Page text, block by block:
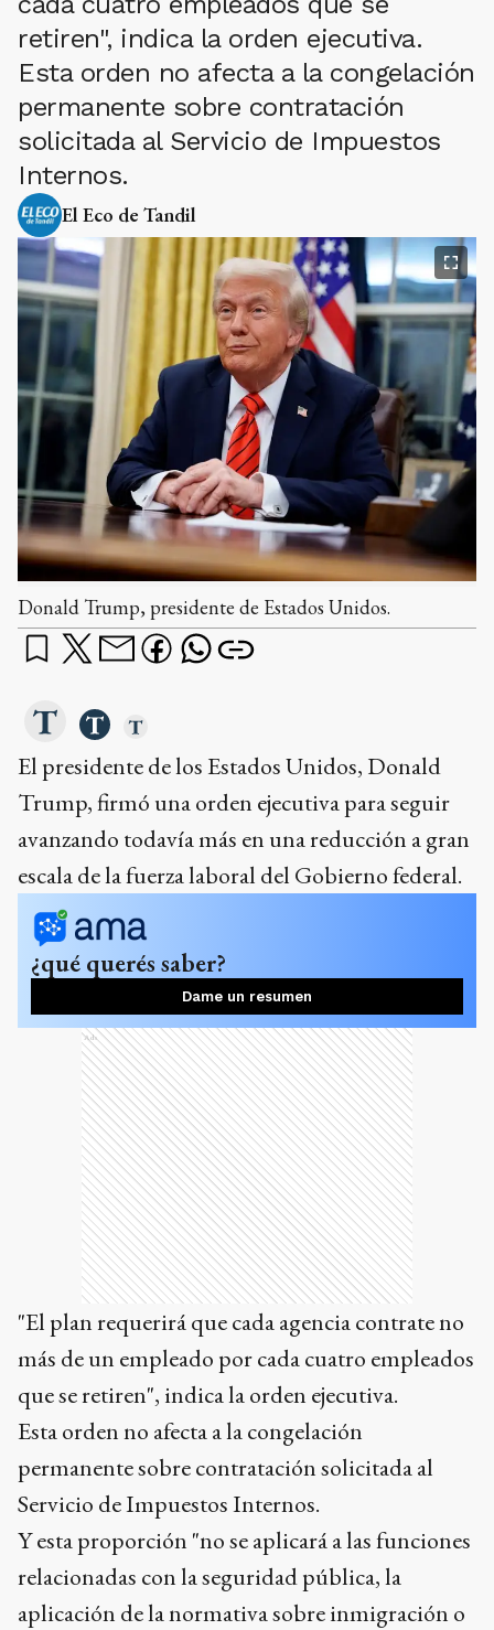
retiren", indica la orden ejecutiva.
Esta orden no afecta a la congelación
permanente sobre contratación
solicitada al Servicio de Impuestos
Internos.
El Eco de Tandil
Donald Trump, presidente de Estados Unidos.
El presidente de los Estados Unidos, Donald
Trump, firmó una orden ejecutiva para seguir
avanzando todavía más en una reducción a gran
escala de la fuerza laboral del Gobierno federal.
¿qué querés saber?
Dame un resumen
Ads
"El plan requerirá que cada agencia contrate no
más de un empleado por cada cuatro empleados
que se retiren", indica la orden ejecutiva.
Esta orden no afecta a la congelación
permanente sobre contratación solicitada al
Servicio de Impuestos Internos.
Y esta proporción "no se aplicará a las funciones
relacionadas con la seguridad pública, la
aplicación de la normativa sobre inmigración o